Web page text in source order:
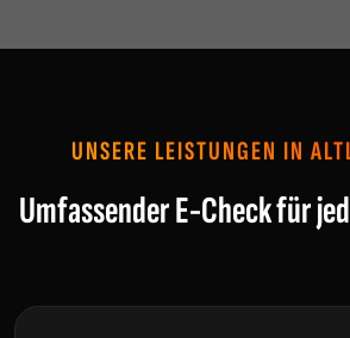
UNSERE LEISTUNGEN IN
Umfassender E-Check für